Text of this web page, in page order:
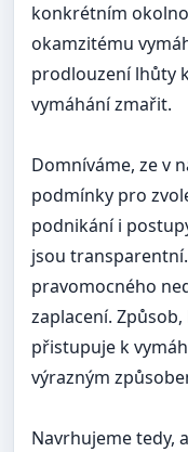
konkrétním
okamzitému
prodlouzení lhůty
vymáhání zmařit.
Domníváme, ze v
podmínky pro
podnikání i
jsou
pravomocného
zaplacení.
přistupuje k
výrazným
Navrhujeme tedy,